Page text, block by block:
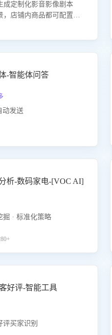
成定制化影音影像剧本
，店铺内商品都可配置到
即开通”，快速获取影音
-智能体问答
动发送
析-数码家电-[VOC AI]
掘 · 标准化策略
好评-智能工具
评买家识别